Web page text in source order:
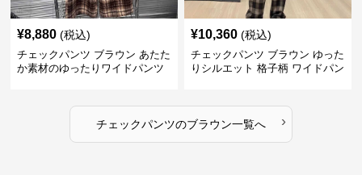
¥8,880 (税込)
チェックパンツ ブラウン あたた
か素材のゆったりワイドパンツ
¥10,360 (税込)
チェックパンツ ブラウン ゆった
りシルエット 格子柄 ワイドパン
チェックパンツのブラウン一覧へ ›